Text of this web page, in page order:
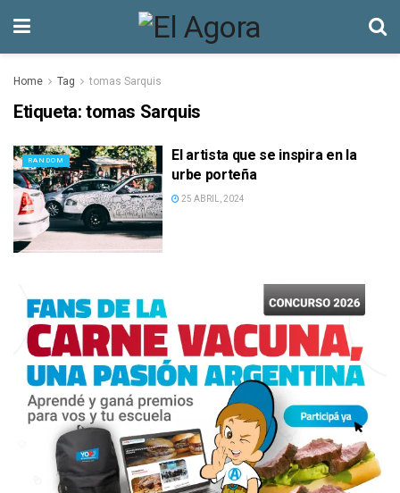
Home Tag tomas Sarquis
Etiqueta: tomas Sarquis
RANDOM
El artista que se inspira en la
urbe porteña
25 ABRIL, 2024